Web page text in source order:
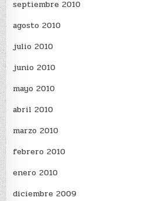
septiembre 2010
agosto 2010
julio 2010
junio 2010
mayo 2010
abril 2010
marzo 2010
febrero 2010
enero 2010
diciembre 2009